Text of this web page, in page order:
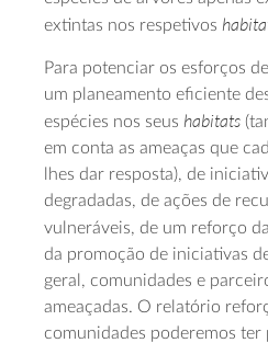
extintas nos respetivos
Para potenciar os esforços
um planeamento eficiente
espécies nos seus habitats
em conta as ameaças que
lhes dar resposta), de
degradadas, de ações de
vulneráveis, de um reforço
da promoção de iniciativas
geral, comunidades e
ameaçadas. O relatório
comunidades poderemos